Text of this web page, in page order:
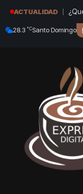
ACTUALIDAD
28.3 °CSanto Domingo